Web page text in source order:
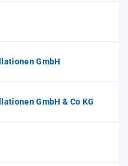
GmbH
GmbH & Co KG